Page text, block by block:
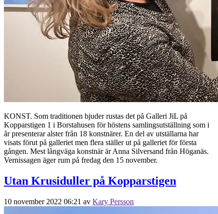
KONST. Som traditionen bjuder rustas det på Galleri JiL på
Kopparstigen 1 i Borstahusen för höstens samlingsutställning som i
år presenterar alster från 18 konstnärer. En del av utställarna har
visats förut på galleriet men flera ställer ut på galleriet för första
gången. Mest långväga konstnär är Anna Silversand från Höganäs.
Vernissagen äger rum på fredag den 15 november.
Utan Krusiduller på Kopparstigen
10 november 2022 06:21 av Kary Persson